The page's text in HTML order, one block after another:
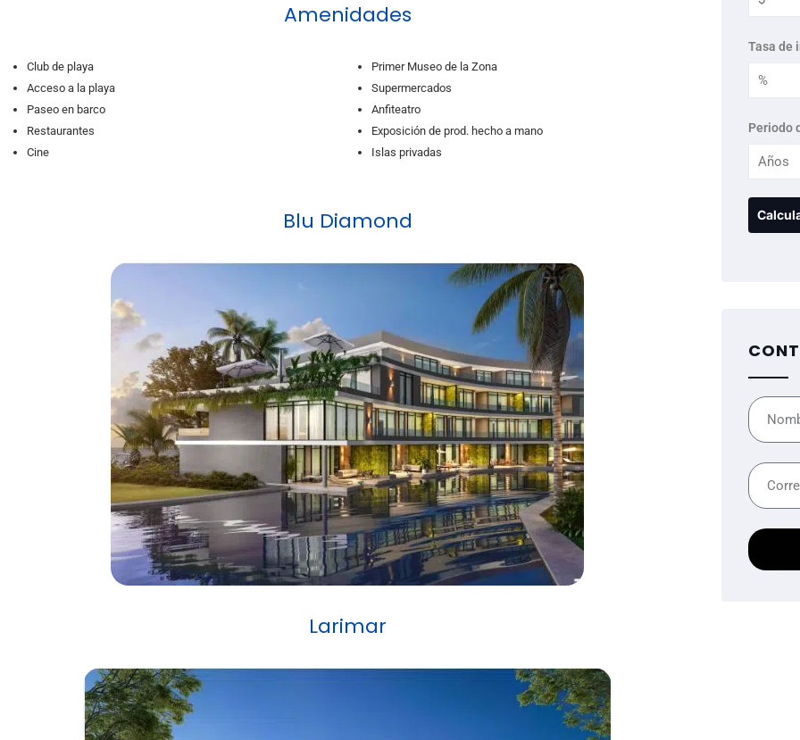
Amenidades
Club de playa
Acceso a la playa
Paseo en barco
Restaurantes
Cine
Primer Museo de la Zona
Supermercados
Anfiteatro
Exposición de prod. hecho a mano
Islas privadas
Blu Diamond
Larimar
Tasa de
Periodo